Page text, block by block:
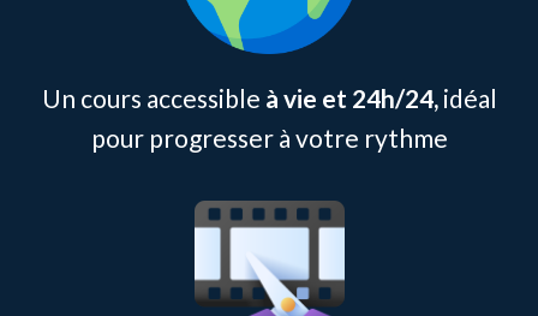
Un cours accessible à vie et 24h/24,idéal
pour progresser à votre rythme